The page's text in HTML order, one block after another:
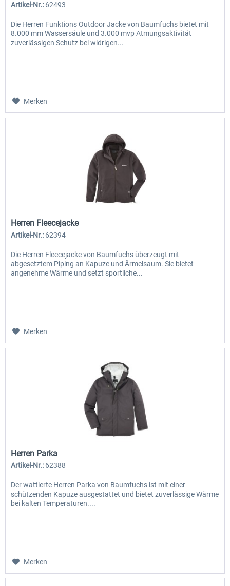
Artikel-Nr.: 62493
Die Herren Funktions Outdoor Jacke von Baumfuchs bietet mit
8.000 mm Wassersäule und 3.000 mvp Atmungsaktivität
zuverlässigen Schutz bei widrigen...
Merken
Herren Fleecejacke
Artikel-Nr.: 62394
Die Herren Fleecejacke von Baumfuchs überzeugt mit
abgesetztem Piping an Kapuze und Ärmelsaum. Sie bietet
angenehme Wärme und setzt sportliche...
Merken
Herren Parka
Artikel-Nr.: 62388
Der wattierte Herren Parka von Baumfuchs ist mit einer
schützenden Kapuze ausgestattet und bietet zuverlässige Wärme
bei kalten Temperaturen....
Merken